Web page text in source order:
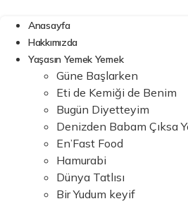
Anasayfa
Hakkımızda
Yaşasın Yemek Yemek
Güne Başlarken
Eti de Kemiği de Benim
Bugün Diyetteyim
Denizden Babam Çıksa
En’Fast Food
Hamurabi
Dünya Tatlısı
Bir Yudum keyif